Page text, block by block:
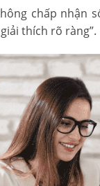
chấp nhận
thích rõ ràng”.